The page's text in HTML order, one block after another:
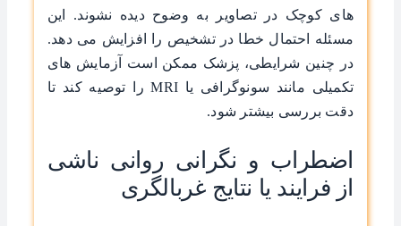
های کوچک در تصاویر به وضوح دیده نشوند. این
مسئله احتمال خطا در تشخیص را افزایش می دهد.
در چنین شرایطی، پزشک ممکن است آزمایش های
تکمیلی مانند سونوگرافی یا MRI را توصیه کند تا
دقت بررسی بیشتر شود.
اضطراب و نگرانی روانی ناشی
از فرایند یا نتایج غربالگری